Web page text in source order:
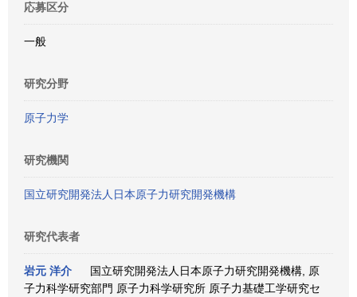
応募区分
一般
研究分野
原子力学
研究機関
国立研究開発法人日本原子力研究開発機構
研究代表者
岩元 洋介
国立研究開発法人日本原子力研究開発機構, 原
子力科学研究部門 原子力科学研究所 原子力基礎工学研究セ